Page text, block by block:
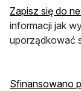
Zapisz się do
informacji jak
uporządkować
Sfinansowano